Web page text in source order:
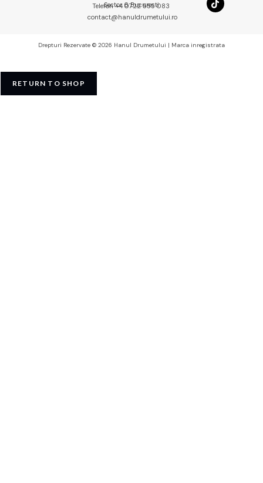
Sector 6 Bucuresti
Telefon +4 0722 555 083
contact@hanuldrumetului.ro
Drepturi Rezervate © 2026 Hanul Drumetului | Marca inregistrata
RETURN TO SHOP